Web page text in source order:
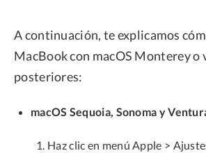
A continuación, te explicamos
MacBook con macOS Monterey o
posteriores:
macOS Sequoia, Sonoma y
Haz clic en menú Apple >